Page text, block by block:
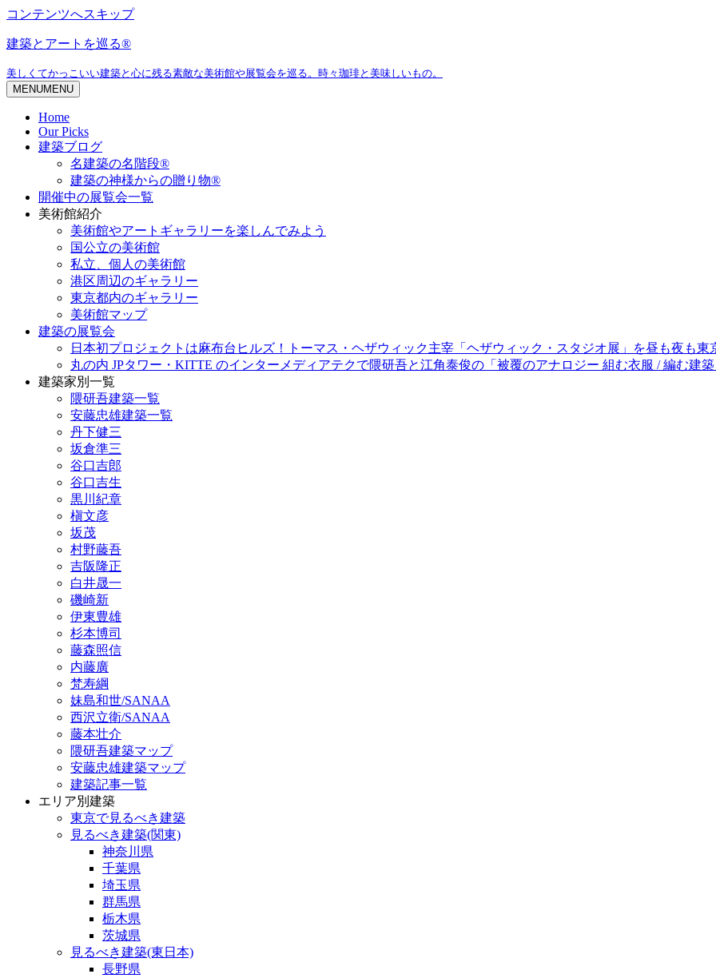
コンテンツへスキップ
建築とアートを巡る®
美しくてかっこいい建築と心に残る素敵な美術館や展覧会を巡る。時々珈琲と美味しいもの。
MENUMENU
Home
Our Picks
建築ブログ
名建築の名階段®
建築の神様からの贈り物®
開催中の展覧会一覧
美術館紹介
美術館やアートギャラリーを楽しんでみよう
国公立の美術館
私立、個人の美術館
港区周辺のギャラリー
東京都内のギャラリー
美術館マップ
建築の展覧会
日本初プロジェクトは麻布台ヒルズ！トーマス・ヘザウィック主宰「ヘザウィック・スタジオ展」を昼も夜も東
丸の内 JPタワー・KITTE のインターメディアテクで隈研吾と江角泰俊の「被覆のアナロジー 組む衣服 / 編む建築
建築家別一覧
隈研吾建築一覧
安藤忠雄建築一覧
丹下健三
坂倉準三
谷口吉郎
谷口吉生
黒川紀章
槇文彦
坂茂
村野藤吾
吉阪隆正
白井晟一
磯崎新
伊東豊雄
杉本博司
藤森照信
内藤廣
梵寿綱
妹島和世/SANAA
西沢立衛/SANAA
藤本壮介
隈研吾建築マップ
安藤忠雄建築マップ
建築記事一覧
エリア別建築
東京で見るべき建築
見るべき建築(関東)
神奈川県
千葉県
埼玉県
群馬県
栃木県
茨城県
見るべき建築(東日本)
長野県